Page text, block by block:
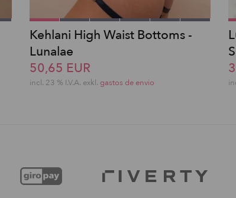
Kehlani High Waist Bottoms -
Lunalae
50,65 EUR
incl. 23 % I.V.A. exkl. gastos de envio